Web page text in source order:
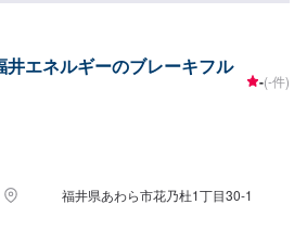
井エネルギーのブレーキフル
-(-件)
福井県あわら市花乃杜1丁目30-1